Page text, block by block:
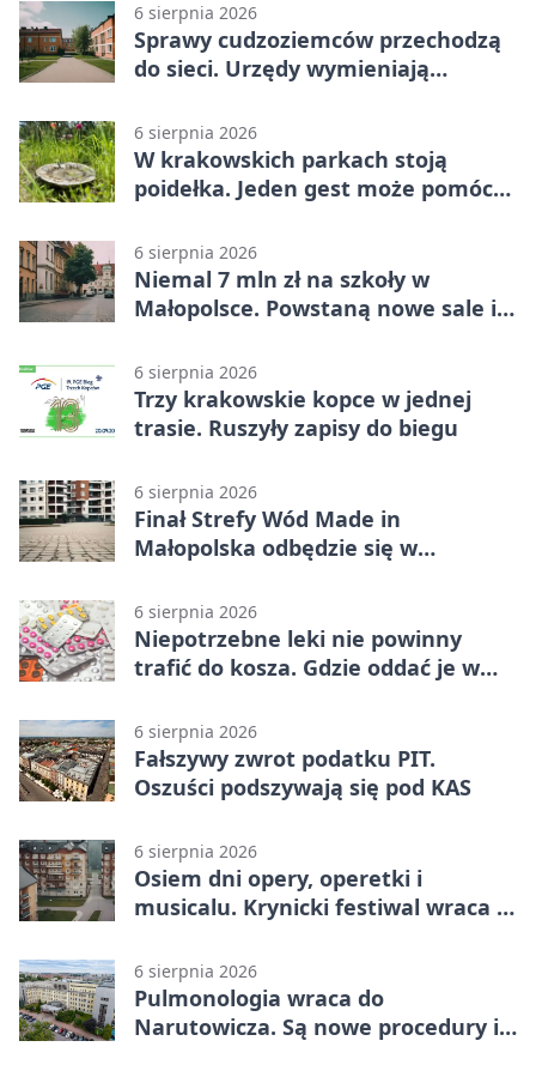
6 sierpnia 2026
Sprawy cudzoziemców przechodzą
do sieci. Urzędy wymieniają
6 sierpnia 2026
W krakowskich parkach stoją
poidełka. Jeden gest może pomóc
6 sierpnia 2026
Niemal 7 mln zł na szkoły w
Małopolsce. Powstaną nowe sale i
6 sierpnia 2026
Trzy krakowskie kopce w jednej
trasie. Ruszyły zapisy do biegu
6 sierpnia 2026
Finał Strefy Wód Made in
Małopolska odbędzie się w
6 sierpnia 2026
Niepotrzebne leki nie powinny
trafić do kosza. Gdzie oddać je w
6 sierpnia 2026
Fałszywy zwrot podatku PIT.
Oszuści podszywają się pod KAS
6 sierpnia 2026
Osiem dni opery, operetki i
musicalu. Krynicki festiwal wraca z
6 sierpnia 2026
Pulmonologia wraca do
Narutowicza. Są nowe procedury i